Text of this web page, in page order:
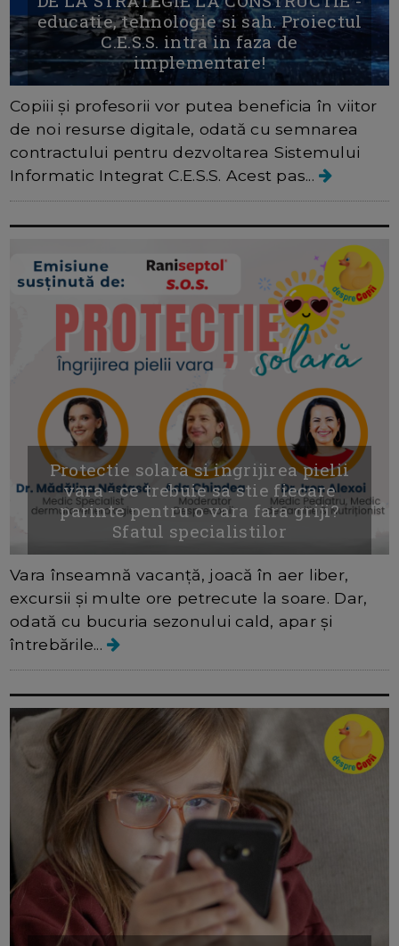
educatie, tehnologie si sah. Proiectul
C.E.S.S. intra in faza de
implementare!
Copiii și profesorii vor putea beneficia în viitor
de noi resurse digitale, odată cu semnarea
contractului pentru dezvoltarea Sistemului
Informatic Integrat C.E.S.S. Acest pas...
Protectie solara si ingrijirea pielii
vara - ce trebuie sa stie fiecare
parinte pentru o vara fara griji?
Sfatul specialistilor
Vara înseamnă vacanță, joacă în aer liber,
excursii și multe ore petrecute la soare. Dar,
odată cu bucuria sezonului cald, apar și
întrebările...